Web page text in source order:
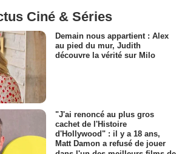
Ciné & Séries
Demain nous appartient : Alex
au pied du mur, Judith
découvre la vérité sur Milo
"J'ai renoncé au plus gros
cachet de l'Histoire
d'Hollywood" : il y a 18 ans,
Matt Damon a refusé de jouer